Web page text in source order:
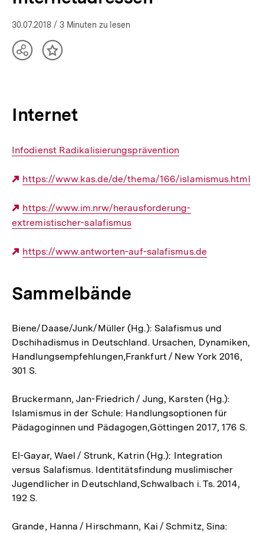
30.07.2018 / 3 Minuten zu lesen
TeilenInhalt
Internet
Interner
Infodienst Radikalisierungsprävention
Externer
https://www.kas.de/de/thema/166/islamismus.html
Externer
Link:
https://www.im.nrw/herausforderung-
extremistischer-salafismus
Externer
https://www.antworten-auf-salafismus.de
Sammelbände
Biene/Daase/Junk/Müller (Hg.): Salafismus und
Dschihadismus in Deutschland. Ursachen, Dynamiken,
Handlungsempfehlungen,Frankfurt / New York 2016,
301 S.
Bruckermann, Jan-Friedrich / Jung, Karsten (Hg.):
Islamismus in der Schule: Handlungsoptionen für
Pädagoginnen und Pädagogen,Göttingen 2017, 176 S.
El-Gayar, Wael / Strunk, Katrin (Hg.): Integration
versus Salafismus. Identitätsfindung muslimischer
Jugendlicher in Deutschland,Schwalbach i. Ts. 2014,
192 S.
Grande, Hanna / Hirschmann, Kai / Schmitz, Sina: